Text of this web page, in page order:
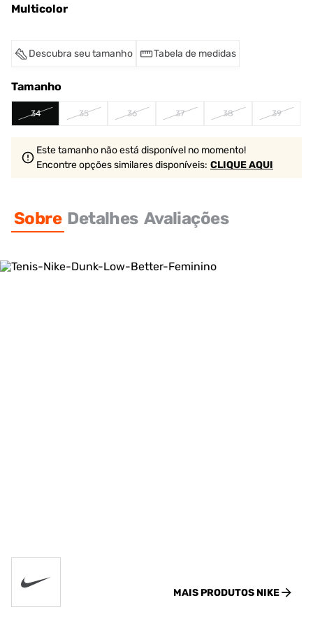
Multicolor
Descubra seu tamanho Tabela de medidas
Tamanho
34 35 36 37 38 39
Este tamanho não está disponível no momento!
Encontre opções similaresdisponíveis: CLIQUE AQUI
Sobre Detalhes Avaliações
MAIS PRODUTOS NIKE